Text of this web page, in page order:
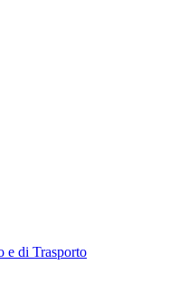
e di Trasporto